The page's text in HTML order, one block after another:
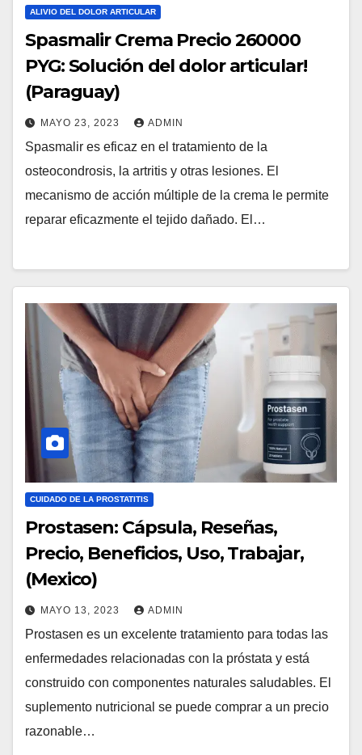
ALIVIO DEL DOLOR ARTICULAR
Spasmalir Crema Precio 260000
PYG: Solución del dolor articular!
(Paraguay)
MAYO 23, 2023 ADMIN
Spasmalir es eficaz en el tratamiento de la
osteocondrosis, la artritis y otras lesiones. El
mecanismo de acción múltiple de la crema le permite
reparar eficazmente el tejido dañado. El…
CUIDADO DE LA PROSTATITIS
Prostasen: Cápsula, Reseñas,
Precio, Beneficios, Uso, Trabajar,
(Mexico)
MAYO 13, 2023 ADMIN
Prostasen es un excelente tratamiento para todas las
enfermedades relacionadas con la próstata y está
construido con componentes naturales saludables. El
suplemento nutricional se puede comprar a un precio
razonable…